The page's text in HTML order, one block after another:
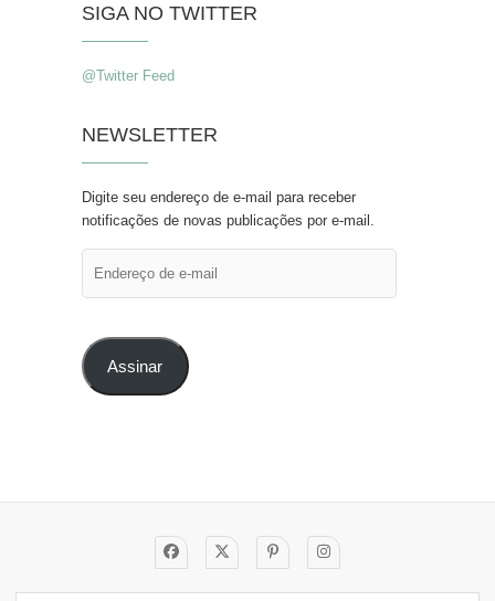
SIGA NO TWITTER
@Twitter Feed
NEWSLETTER
Digite seu endereço de e-mail para receber
notificações de novas publicações por e-mail.
de
Assinar